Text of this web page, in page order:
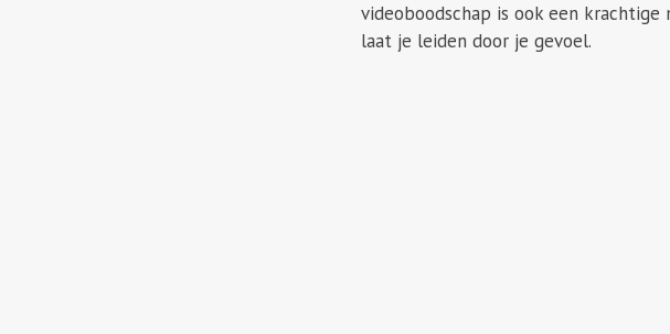
videoboodschap is ook een
laat je leiden door je gevoel.